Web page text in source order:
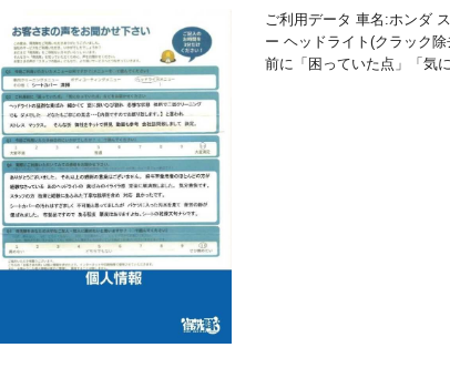
ご利用データ 車名:ホンダ
ー ヘッドライト(クラック
前に「困っていた点」「気